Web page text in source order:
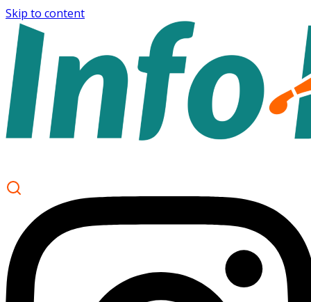
Skip to content